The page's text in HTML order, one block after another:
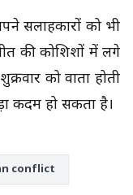
सलाहकारों को भी
की कोशिशों में लगे
को वार्ता होती
कदम हो सकता है।
conflict